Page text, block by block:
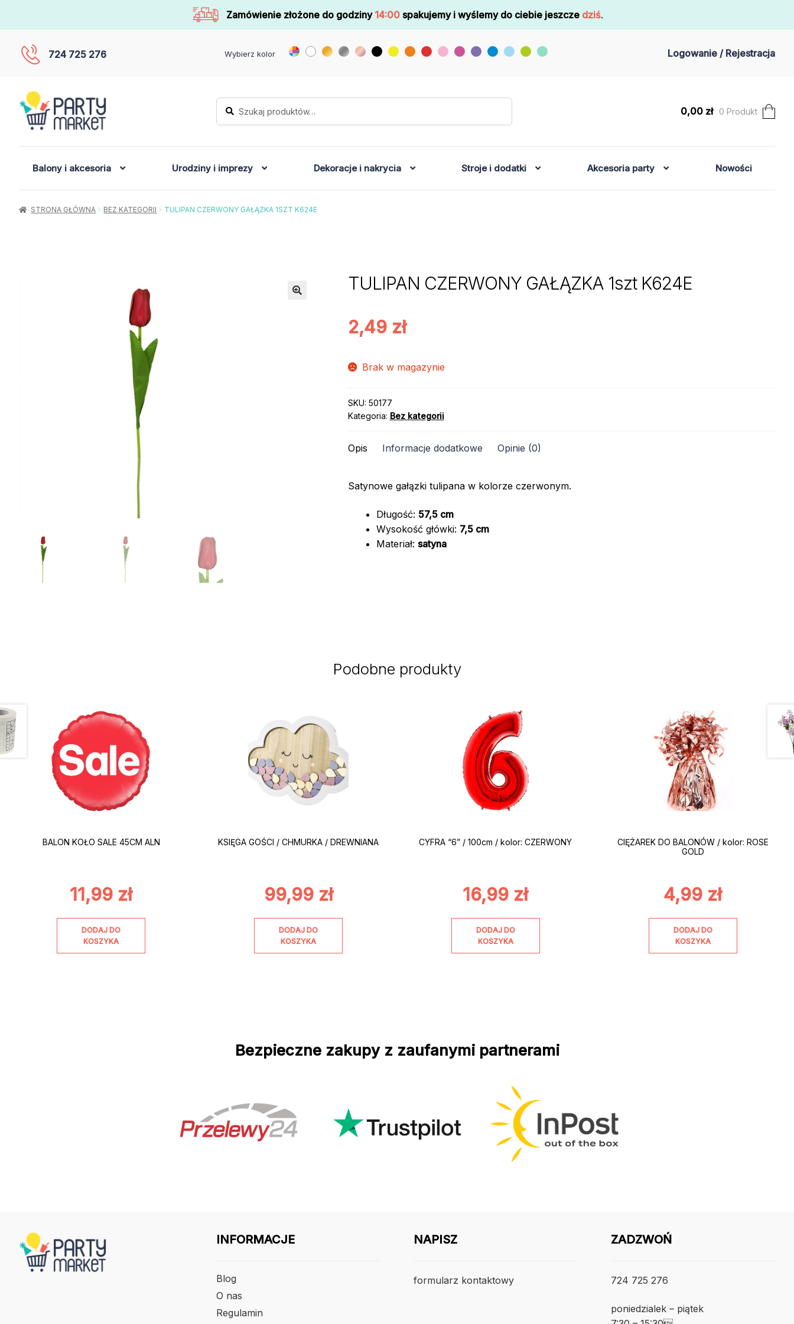
Zamówienie złożone do godziny 14:00 spakujemy i wyślemy do ciebie jeszcze dziś.
724 725 276 Wybierz kolor Logowanie / Rejestracja
Szukaj:
Szukaj
0,00 zł 0 Produkt
Balony i akcesoria Urodziny i imprezy Dekoracje i nakrycia Stroje i dodatki Akcesoria party Nowości
STRONA GŁÓWNA BEZ KATEGORII TULIPAN CZERWONY GAŁĄZKA 1SZT K624E
TULIPAN CZERWONY GAŁĄZKA 1szt K624E
2,49 zł
Brak w magazynie
SKU: 50177
Kategoria: Bez kategorii
Opis Informacje dodatkowe Opinie (0)
Satynowe gałązki tulipana w kolorze czerwonym.
Długość: 57,5 cm
Wysokość główki: 7,5 cm
Materiał: satyna
Podobne produkty
BALON KOŁO SALE 45CM ALN
11,99 zł
DODAJ DO
KOSZYKA
KSIĘGA GOŚCI / CHMURKA / DREWNIANA
99,99 zł
DODAJ DO
KOSZYKA
CYFRA “6” / 100cm / kolor: CZERWONY
16,99 zł
DODAJ DO
KOSZYKA
CIĘŻAREK DO BALONÓW / kolor: ROSE
GOLD
4,99 zł
DODAJ DO
KOSZYKA
Bezpieczne zakupy z zaufanymi partnerami
INFORMACJE
Blog
O nas
Regulamin
NAPISZ
formularz kontaktowy
ZADZWOŃ
724 725 276
poniedzialek – piątek